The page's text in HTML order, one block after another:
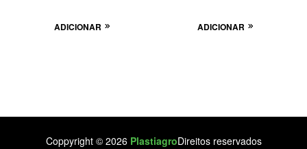
ADICIONAR ADICIONAR
Coppyright © 2026 PlastiagroDireitos reservados